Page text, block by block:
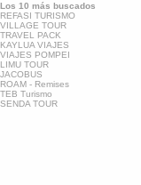
Los 10 más buscados
REFASI TURISMO
VILLAGE TOUR
TRAVEL PACK
KAYLUA VIAJES
VIAJES POMPEI
LIMU TOUR
JACOBUS
ROAM - Remises
TEB Turismo
SENDA TOUR